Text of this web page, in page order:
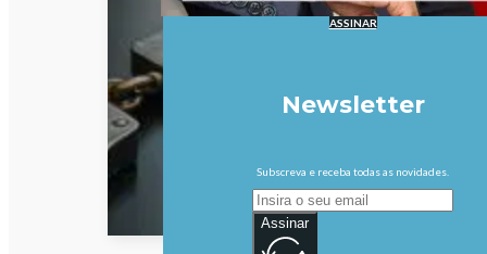
ASSINAR
Newsletter
Subscreva e receba todas as novidades.
Assinar